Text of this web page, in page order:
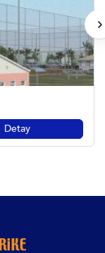
Detay